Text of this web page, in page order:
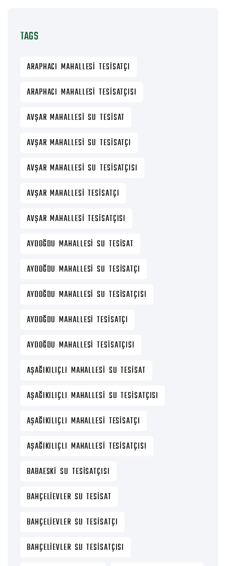
TAGS
ARAPHACI MAHALLESI TESISATÇI
ARAPHACI MAHALLESI TESISATÇISI
AVŞAR MAHALLESI SU TESISAT
AVŞAR MAHALLESI SU TESISATÇI
AVŞAR MAHALLESI SU TESISATÇISI
AVŞAR MAHALLESI TESISATÇI
AVŞAR MAHALLESI TESISATÇISI
AYDOĞDU MAHALLESI SU TESISAT
AYDOĞDU MAHALLESI SU TESISATÇI
AYDOĞDU MAHALLESI SU TESISATÇISI
AYDOĞDU MAHALLESI TESISATÇI
AYDOĞDU MAHALLESI TESISATÇISI
AŞAĞIKILIÇLI MAHALLESI SU TESISAT
AŞAĞIKILIÇLI MAHALLESI SU TESISATÇISI
AŞAĞIKILIÇLI MAHALLESI TESISATÇI
AŞAĞIKILIÇLI MAHALLESI TESISATÇISI
BABAESKI SU TESISATÇISI
BAHÇELIEVLER SU TESISAT
BAHÇELIEVLER SU TESISATÇI
BAHÇELIEVLER SU TESISATÇISI